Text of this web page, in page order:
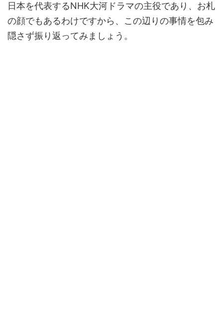
日本を代表するNHK大河ドラマの主役であり、お札
の顔でもあるわけですから、この辺りの事情を包み
隠さず振り返ってみましょう。